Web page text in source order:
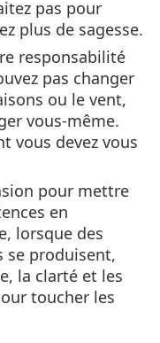
pas pour
plus de sagesse.
responsabilité
pas changer
ou le vent,
vous-même.
vous devez vous
pour mettre
en
lorsque des
se produisent,
la clarté et les
toucher les